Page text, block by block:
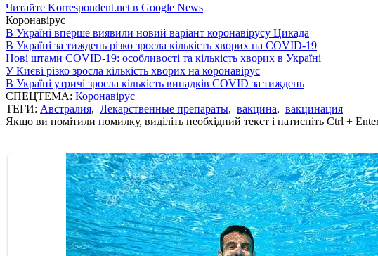
Читайте Korrespondent.net в Google News
Коронавірус
В Україні вперше виявили новий варіант коронавірусу Цикада
В Україні за тиждень різко зросла кількість хворих на COVID-19
Нові штами COVID-19: особливості та кількість хворих в Україні
У Києві різко зросла кількість хворих на коронавірус
В Україні утричі зросла кількість випадків COVID за тиждень
СПЕЦТЕМА: Коронавірус
ТЕГИ: Австралия, Лекарственные препараты, вакцина, вакцинация
Якщо ви помітили помилку, виділіть необхідний текст і натисніть Ctrl +